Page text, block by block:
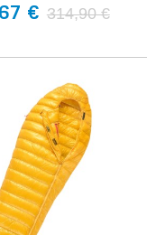
€ 314,90 €